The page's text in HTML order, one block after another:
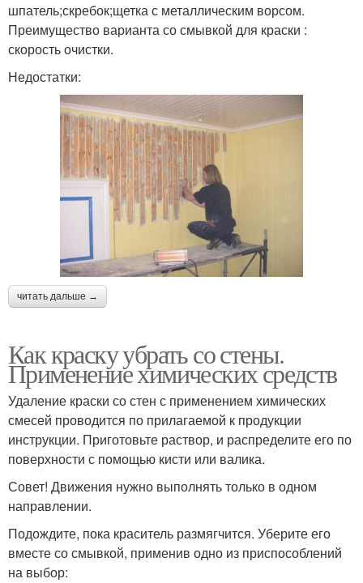
шпатель;скребок;щетка с металлическим ворсом.
Преимущество варианта со смывкой для краски :
скорость очистки.
Недостатки:
читать дальше →
Как краску убрать со стены.
Применение химических средств
Удаление краски со стен с применением химических
смесей проводится по прилагаемой к продукции
инструкции. Приготовьте раствор, и распределите его по
поверхности с помощью кисти или валика.
Совет! Движения нужно выполнять только в одном
направлении.
Подождите, пока краситель размягчится. Уберите его
вместе со смывкой, применив одно из приспособлений
на выбор: